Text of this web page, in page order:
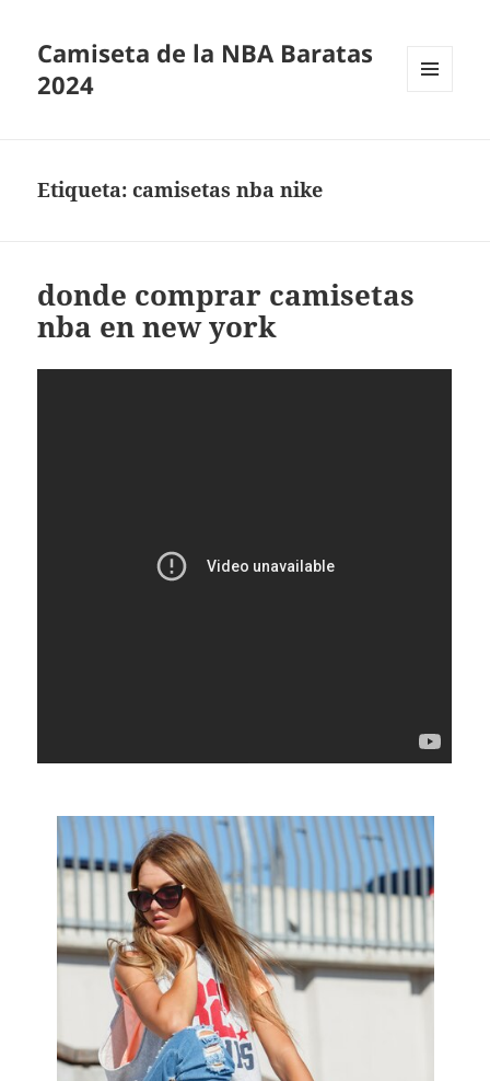
Camiseta de la NBA Baratas
2024
Etiqueta:camisetas nba nike
donde comprar camisetas
nba en new york